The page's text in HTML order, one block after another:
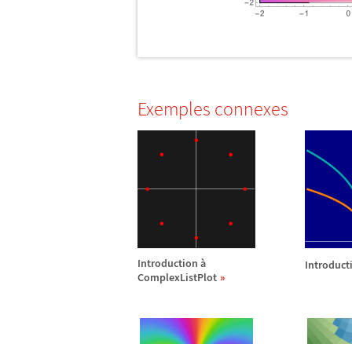
Exemples connexes
Introduction à
ComplexListPlot